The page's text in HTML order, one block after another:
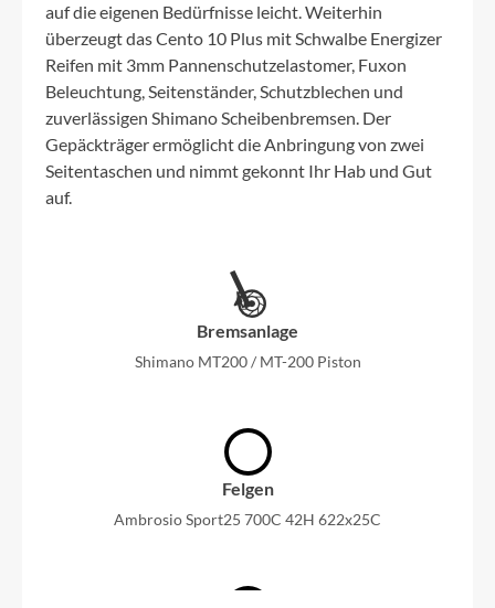
auf die eigenen Bedürfnisse leicht. Weiterhin
überzeugt das Cento 10 Plus mit Schwalbe Energizer
Reifen mit 3mm Pannenschutzelastomer, Fuxon
Beleuchtung, Seitenständer, Schutzblechen und
zuverlässigen Shimano Scheibenbremsen. Der
Gepäckträger ermöglicht die Anbringung von zwei
Seitentaschen und nimmt gekonnt Ihr Hab und Gut
auf.
Bremsanlage
Shimano MT200 / MT-200 Piston
Felgen
Ambrosio Sport25 700C 42H 622x25C